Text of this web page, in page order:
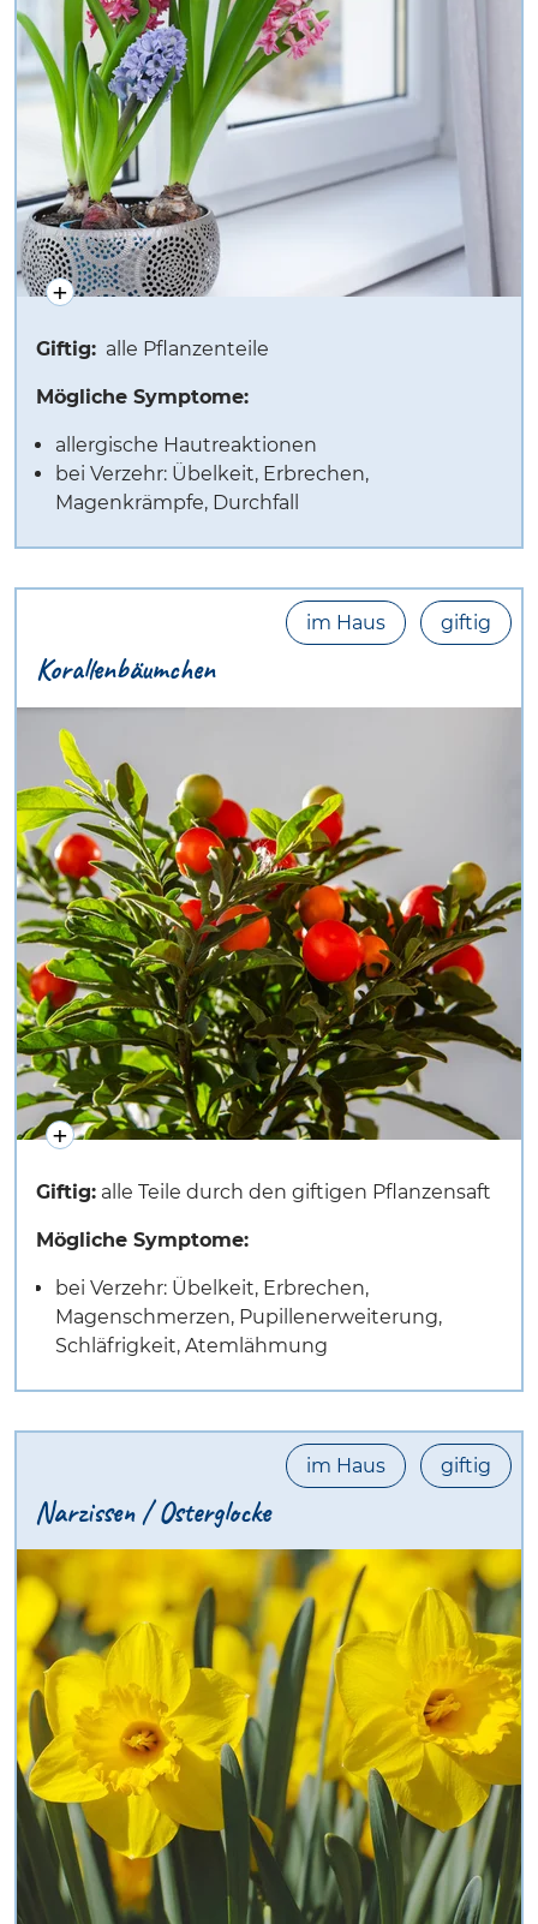
Giftig: alle Pflanzenteile
Mögliche Symptome:
allergische Hautreaktionen
bei Verzehr: Übelkeit, Erbrechen,
Magenkrämpfe, Durchfall
im Haus giftig
Korallenbäumchen
Giftig: alle Teile durch den giftigen Pflanzensaft
Mögliche Symptome:
bei Verzehr: Übelkeit, Erbrechen,
Magenschmerzen, Pupillenerweiterung,
Schläfrigkeit, Atemlähmung
im Haus giftig
Narzissen / Osterglocke